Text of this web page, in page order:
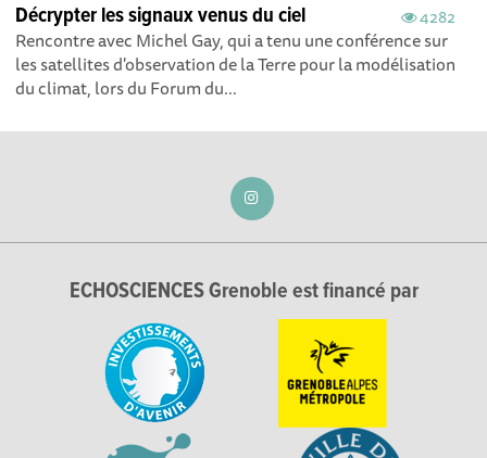
4282
Décrypter les signaux venus du ciel
Rencontre avec Michel Gay, qui a tenu une conférence sur
les satellites d'observation de la Terre pour la modélisation
du climat, lors du Forum du...
ECHOSCIENCES Grenoble est financé par